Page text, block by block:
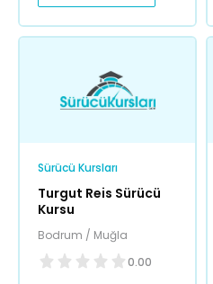
Sürücü Kursları
Turgut Reis Sürücü
Kursu
Bodrum / Muğla
0.00